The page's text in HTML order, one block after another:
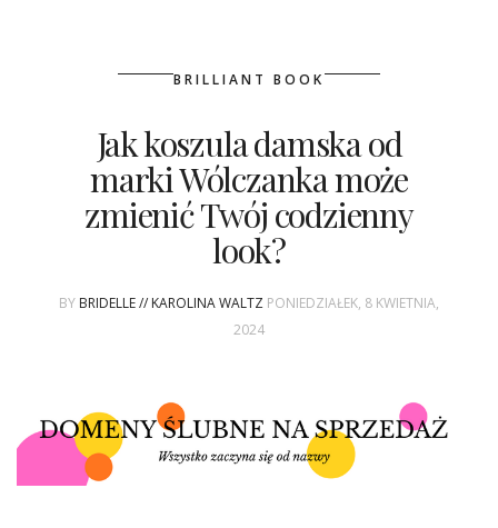
BRILLIANT BOOK
Jak koszula damska od
marki Wólczanka może
zmienić Twój codzienny
look?
BY BRIDELLE // KAROLINA WALTZ PONIEDZIAŁEK, 8 KWIETNIA,
2024